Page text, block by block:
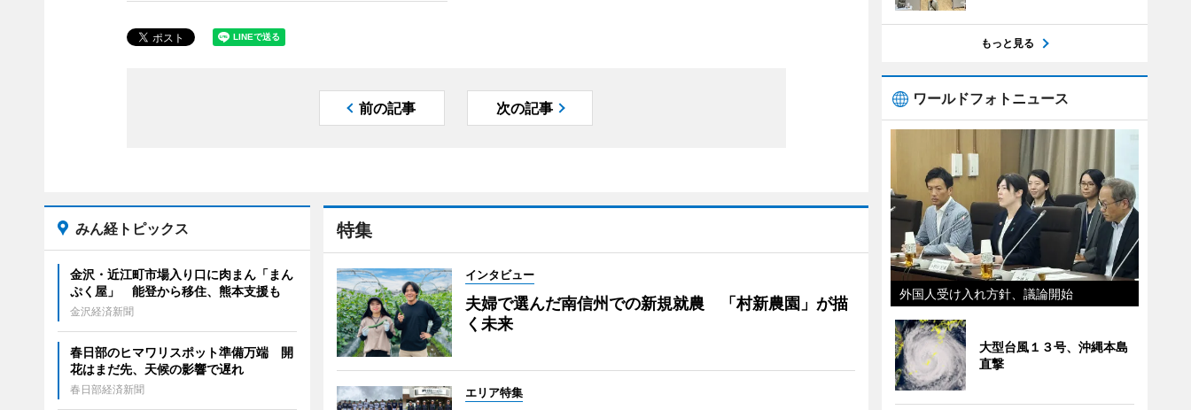
前の記事 次の記事
特集
インタビュー
夫婦で選んだ南信州での新規就農 「村新農園」が描
く未来
エリア特集
みん経トピックス
金沢・近江町市場入り口に肉まん「まん
ぷく屋」 能登から移住、熊本支援も
金沢経済新聞
春日部のヒマワリスポット準備万端 開
花はまだ先、天候の影響で遅れ
春日部経済新聞
もっと見る
ワールドフォトニュース
外国人受け入れ方針、議論開始
大型台風１３号、沖縄本島
直撃